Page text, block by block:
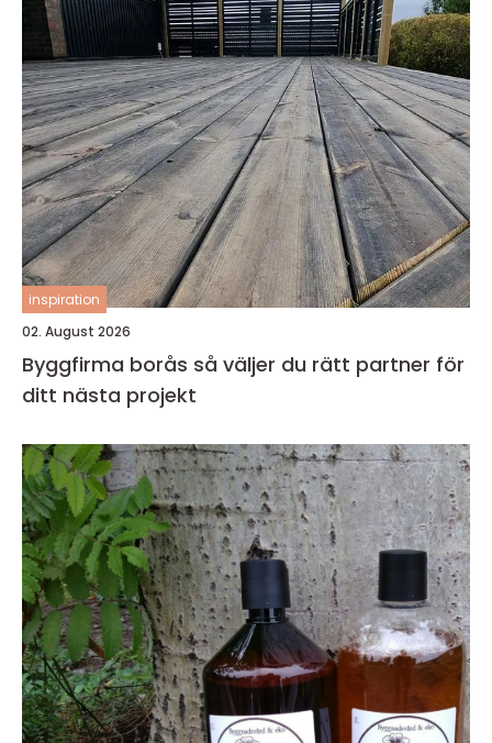
inspiration
02. August 2026
Byggfirma borås så väljer du rätt partner för
ditt nästa projekt